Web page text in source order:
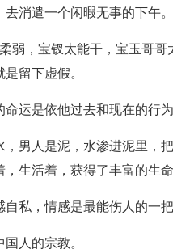
消遣一个闲暇无事的下午。
弱，宝钗太能干，宝玉哥
留下虚假。
命运是依他过去和现在的行为
，男人是泥，水渗进泥里，
生活着，获得了丰富的生命
自私，情感是最能伤人的一
人的宗教。